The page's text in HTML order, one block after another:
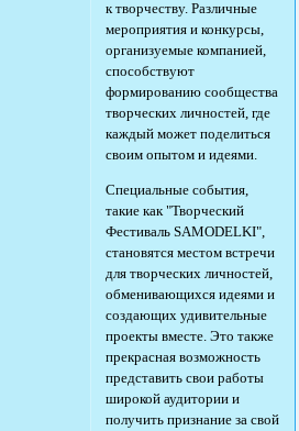
к творчеству. Различные
мероприятия и конкурсы,
организуемые компанией,
способствуют
формированию сообщества
творческих личностей, где
каждый может поделиться
своим опытом и идеями.
Специальные события,
такие как "Творческий
Фестиваль SAMODELKI",
становятся местом встречи
для творческих личностей,
обменивающихся идеями и
создающих удивительные
проекты вместе. Это также
прекрасная возможность
представить свои работы
широкой аудитории и
получить признание за свой